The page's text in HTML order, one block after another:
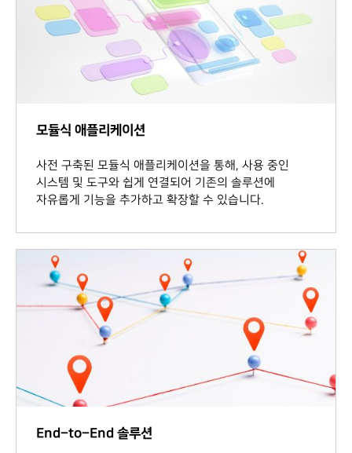
모듈식 애플리케이션
사전 구축된 모듈식 애플리케이션을 통해, 사용 중인
시스템 및 도구와 쉽게 연결되어 기존의 솔루션에
자유롭게 기능을 추가하고 확장할 수 있습니다.
End–to–End 솔루션